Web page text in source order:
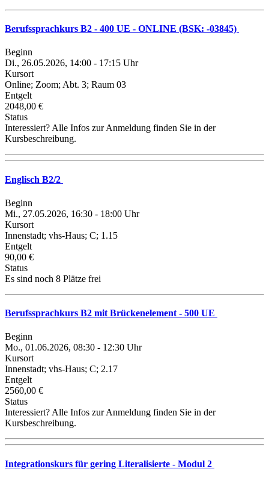
Berufssprachkurs B2 - 400 UE - ONLINE (BSK: -03845)
Beginn
Di., 26.05.2026, 14:00 - 17:15 Uhr
Kursort
Online; Zoom; Abt. 3; Raum 03
Entgelt
2048,00 €
Status
Interessiert? Alle Infos zur Anmeldung finden Sie in der
Kursbeschreibung.
Englisch B2/2
Beginn
Mi., 27.05.2026, 16:30 - 18:00 Uhr
Kursort
Innenstadt; vhs-Haus; C; 1.15
Entgelt
90,00 €
Status
Es sind noch 8 Plätze frei
Berufssprachkurs B2 mit Brückenelement - 500 UE
Beginn
Mo., 01.06.2026, 08:30 - 12:30 Uhr
Kursort
Innenstadt; vhs-Haus; C; 2.17
Entgelt
2560,00 €
Status
Interessiert? Alle Infos zur Anmeldung finden Sie in der
Kursbeschreibung.
Integrationskurs für gering Literalisierte - Modul 2